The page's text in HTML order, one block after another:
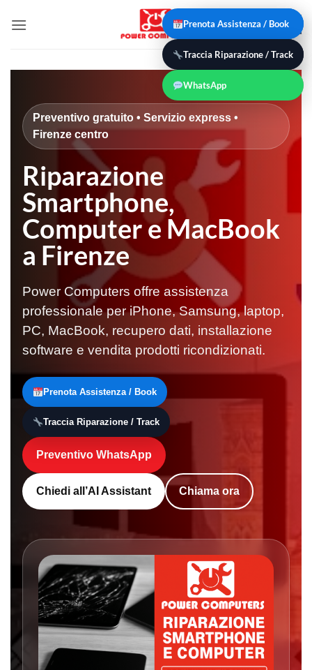
Preventivo gratuito • Servizio express •
Firenze centro
Riparazione
Smartphone,
Computer e MacBook
a Firenze
Power Computers offre assistenza
professionale per iPhone, Samsung, laptop,
PC, MacBook, recupero dati, installazione
software e vendita prodotti ricondizionati.
Prenota Assistenza / Book
Traccia Riparazione / Track
Preventivo WhatsApp
Chiedi all’AI Assistant Chiama ora
Prenota Assistenza
Traccia Riparazione
Prenota Assistenza / Book
Traccia Riparazione / Track
WhatsApp